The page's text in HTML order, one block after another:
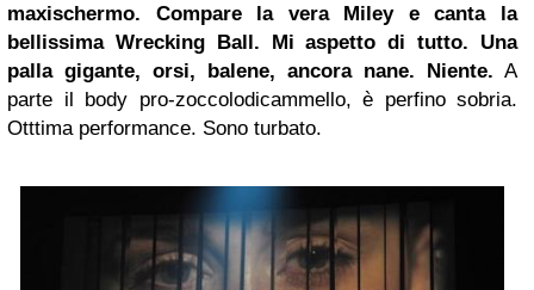
maxischermo. Compare la vera Miley e canta la
bellissima Wrecking Ball. Mi aspettodi tutto. Una
palla gigante, orsi, balene, ancora nane. Niente. A
parte il body pro-zoccolodicammello, è perfino sobria.
Otttima performance. Sono turbato.